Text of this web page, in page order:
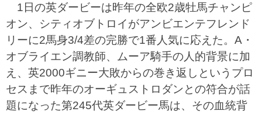
1日の英ダービーは昨年の全欧2歳牡馬チャンピ
オン、シティオブトロイがアンビエンテフレンド
リーに2馬身3/4差の完勝で1番人気に応えた。A・
オブライエン調教師、ムーア騎手の人的背景に加
え、英2000ギニー大敗からの巻き返しというプロ
セスまで昨年のオーギュストロダンとの符合が話
題になった第245代英ダービー馬は、その血統背